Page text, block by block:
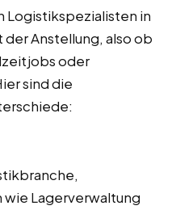
Logistikspezialisten in
der Anstellung, also ob
oder
sind die
Lagerverwaltung